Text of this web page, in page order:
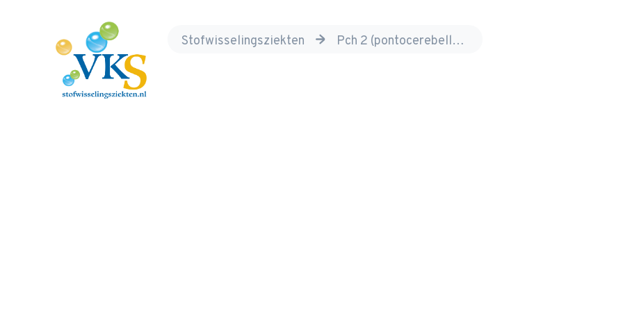
Volwassenen, Kinderen en Stofwisselingsziekten
Stofwisselingsziekten
pch 2 (pontocerebellaire hypoplasie)